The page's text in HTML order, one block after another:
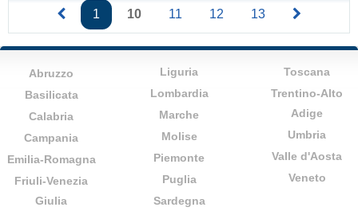
1 10 11 12 13
Abruzzo
Basilicata
Calabria
Campania
Emilia-Romagna
Friuli-Venezia
Giulia
Liguria
Lombardia
Marche
Molise
Piemonte
Puglia
Sardegna
Toscana
Trentino-Alto
Adige
Umbria
Valle d'Aosta
Veneto